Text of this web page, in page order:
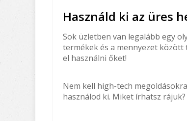
Használd ki az üres
Sok üzletben van legalább egy
termékek és a mennyezet
el használni őket!
Nem kell high-tech
használod ki. Miket írhatsz rájuk?